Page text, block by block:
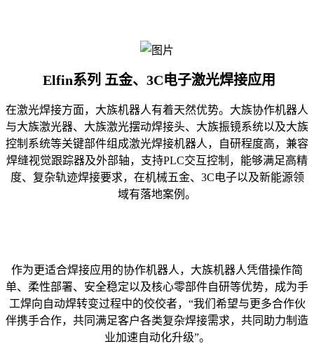
Elfin系列 五金、3C电子激光焊接应用
在激光焊接方面，大族机器人有着天然优势。大族协作机器人
与大族激光器、大族激光摆动焊接头、大族振镜系统以及大族
控制系统等关键部件组成激光焊接机器人，自研程度高，兼容
焊缝视觉跟踪器及外部轴，支持PLC交互控制，能够满足高精
度、复杂轨迹焊接要求，在机械五金、3C电子以及新能源领
域有落地案例。
作为更适合焊接应用的协作机器人，大族机器人凭借操作简
单、柔性部署、安全稳定以及核心零部件自研等优势，成为手
工焊向自动焊转变过程中的佼佼者，“我们希望与更多合作伙
伴携手合作，共同满足客户各类复杂焊接需求，共同助力制造
业加速自动化升级”。